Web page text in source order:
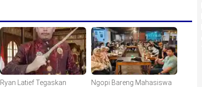
Ryan Latief Tegaskan
Ngopi Bareng Mahasiswa